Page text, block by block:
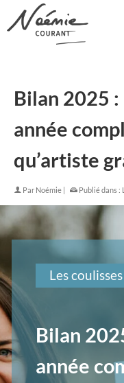
Bilan 2025
année
qu’artiste
Par Noémie | Publié dans :
Les
Bilan
année